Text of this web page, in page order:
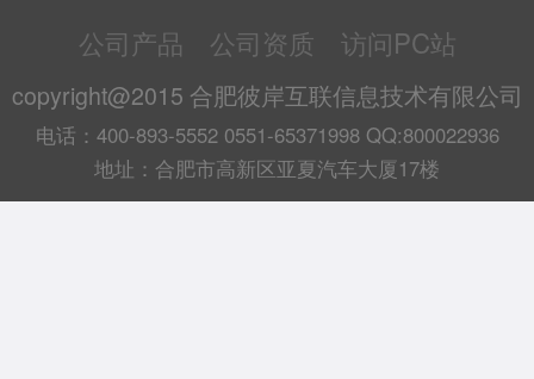
公司产品 公司资质 访问PC站
copyright@2015 合肥彼岸互联信息技术有限公司
电话：400-893-5552 0551-65371998 QQ:800022936
地址：合肥市高新区亚夏汽车大厦17楼